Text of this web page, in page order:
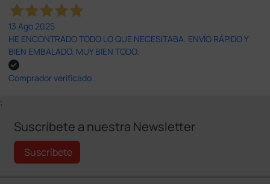
13 Ago 2025
HE ENCONTRADO TODO LO QUE NECESITABA. ENVÍO RÁPIDO Y
BIEN EMBALADO. MUY BIEN TODO.
Comprador verificado
;
Suscríbete a nuestra Newsletter
Suscríbete